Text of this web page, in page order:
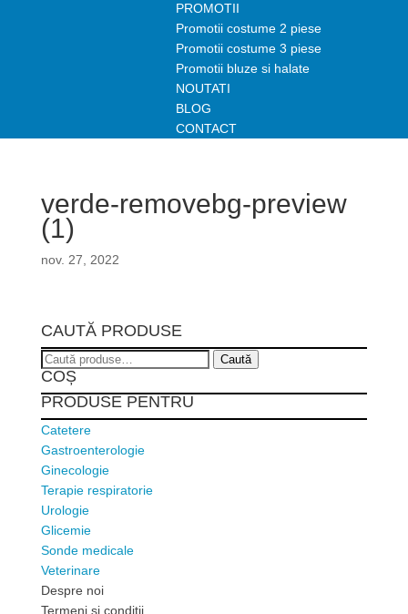
PROMOTII
Promotii costume 2 piese
Promotii costume 3 piese
Promotii bluze si halate
NOUTATI
BLOG
CONTACT
verde-removebg-preview
(1)
nov. 27, 2022
CAUTĂ PRODUSE
Caută
după:
Caută
COȘ
PRODUSE PENTRU
Catetere
Gastroenterologie
Ginecologie
Terapie respiratorie
Urologie
Glicemie
Sonde medicale
Veterinare
Despre noi
Termeni si conditii